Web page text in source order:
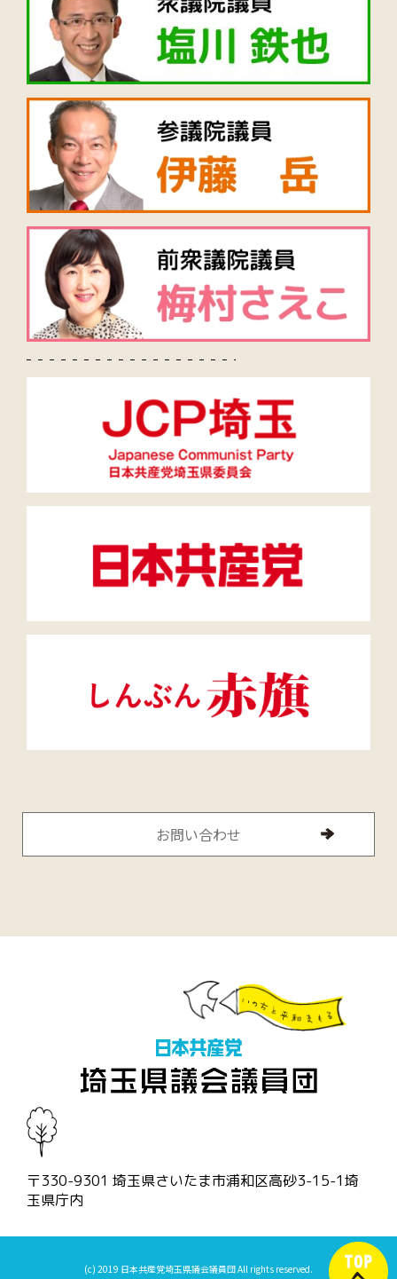
〒330-9301 埼玉県さいたま市浦和区高砂3-15-1埼
玉県庁内
お問い合わせ
(c) 2019 日本共産党埼玉県議会議員団 All rights reserved.